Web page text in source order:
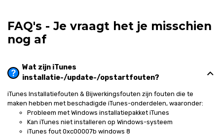
FAQ's - Je vraagt het je misschien
nog af
Wat zijn iTunes
installatie-/update-/opstartfouten?
iTunes Installatiefouten & Bijwerkingsfouten zijn fouten die te
maken hebben met beschadigde iTunes-onderdelen, waaronder:
Probleem met Windows installatiepakket iTunes
Kan iTunes niet installeren op Windows-systeem
iTunes fout 0xc00007b windows 8